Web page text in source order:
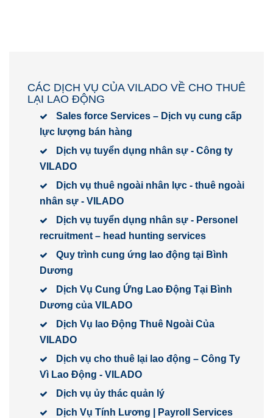
CÁC DỊCH VỤ CỦA VILADO VỀ CHO THUÊ
LẠI LAO ĐỘNG
Sales force Services – Dịch vụ cung cấp
lực lượng bán hàng
Dịch vụ tuyển dụng nhân sự - Công ty
VILADO
Dịch vụ thuê ngoài nhân lực - thuê ngoài
nhân sự - VILADO
Dịch vụ tuyển dụng nhân sự - Personel
recruitment – head hunting services
Quy trình cung ứng lao động tại Bình
Dương
Dịch Vụ Cung Ứng Lao Động Tại Bình
Dương của VILADO
Dịch Vụ lao Động Thuê Ngoài Của
VILADO
Dịch vụ cho thuê lại lao động – Công Ty
Vì Lao Động - VILADO
Dịch vụ ủy thác quản lý
Dịch Vụ Tính Lương | Payroll Services